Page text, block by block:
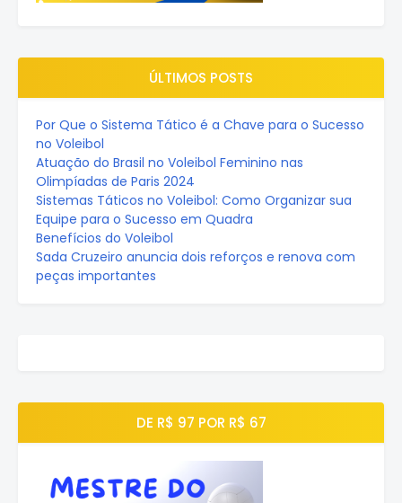
ÚLTIMOS POSTS
Por Que o Sistema Tático é a Chave para o Sucesso
no Voleibol
Atuação do Brasil no Voleibol Feminino nas
Olimpíadas de Paris 2024
Sistemas Táticos no Voleibol: Como Organizar sua
Equipe para o Sucesso em Quadra
Benefícios do Voleibol
Sada Cruzeiro anuncia dois reforços e renova com
peças importantes
DE R$ 97 POR R$ 67